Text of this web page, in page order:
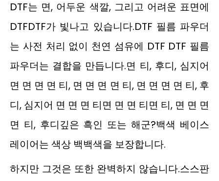
DTF는 면, 어두운 색깔, 그리고 어려운 표면에
DTFDTF가 빛나고 있습니다.DTF 필름 파우더
는 사전 처리 없이 천연 섬유에 DTF DTF 필름
파우더는 결합을 만듭니다.면 티, 후디, 심지어
면 면 면 면 티, 면 면 면 면 티, 면 면 면 면 티, 후
디, 심지어 면 면 면 티면 면 면 티면 티, 면 면 면
면 티, 후디깊은 흑인 또는 해군?백색 베이스
레이어는 색상 백백색을 보장합니다.
하지만 그것은 또한 완벽하지 않습니다.스스판